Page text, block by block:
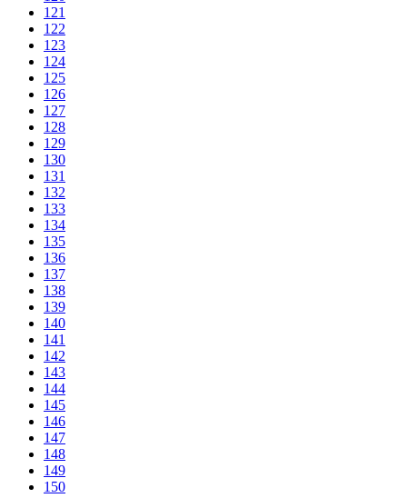
121
122
123
124
125
126
127
128
129
130
131
132
133
134
135
136
137
138
139
140
141
142
143
144
145
146
147
148
149
150